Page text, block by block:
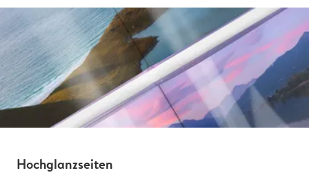
Hochglanzseiten